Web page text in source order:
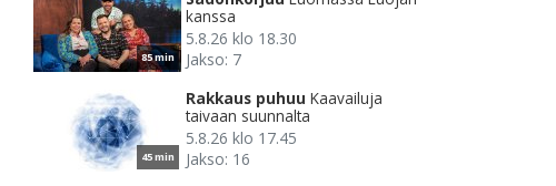
85 min
kanssa
5.8.26 klo 18.30
Jakso: 7
45 min
Rakkaus puhuu Kaavailuja
taivaan suunnalta
5.8.26 klo 17.45
Jakso: 16